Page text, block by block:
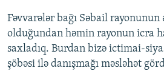
Fəvvarələr bağı Səbail rayonunun
olduğundan həmin rayonun icra
saxladıq. Burdan bizə ictimai-
şöbəsi ilə danışmağı məsləhət